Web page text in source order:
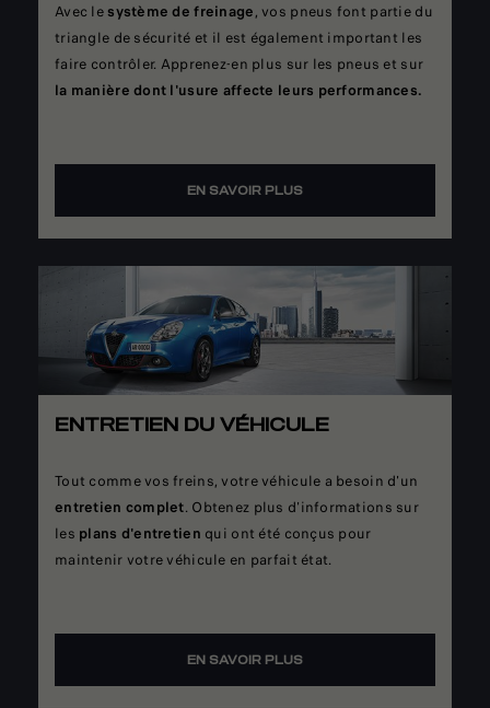
Avec le système de freinage, vos pneus font partie du
triangle de sécurité et il est également important les
faire contrôler. Apprenez-en plus sur les pneus et sur
la manière dont l'usure affecte leurs performances.
EN SAVOIR PLUS
ENTRETIEN DU VÉHICULE
Tout comme vos freins, votre véhicule a besoin d'un
entretien complet. Obtenez plus d'informations sur
les plans d'entretien qui ont été conçus pour
maintenir votre véhicule en parfait état.
EN SAVOIR PLUS